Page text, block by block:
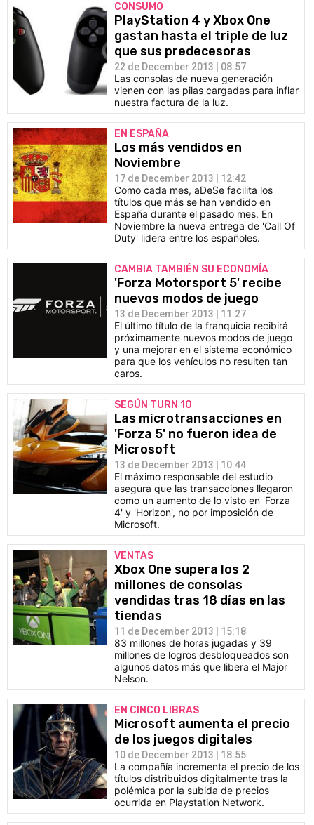
CONSUMO
PlayStation 4 y Xbox One
gastan hasta el triple de luz
que sus predecesoras
22 de December 2013 | 08:57
Las consolas de nueva generación
vienen con las pilas cargadas para inflar
nuestra factura de la luz.
EN ESPAÑA
Los más vendidos en
Noviembre
17 de December 2013 | 12:42
Como cada mes, aDeSe facilita los
títulos que más se han vendido en
España durante el pasado mes. En
Noviembre la nueva entrega de 'Call Of
Duty' lidera entre los españoles.
CAMBIA TAMBIÉN SU ECONOMÍA
'Forza Motorsport 5' recibe
nuevos modos de juego
13 de December 2013 | 11:27
El último título de la franquicia recibirá
próximamente nuevos modos de juego
y una mejorar en el sistema económico
para que los vehículos no resulten tan
caros.
SEGÚN TURN 10
Las microtransacciones en
'Forza 5' no fueron idea de
Microsoft
13 de December 2013 | 10:44
El máximo responsable del estudio
asegura que las transacciones llegaron
como un aumento de lo visto en 'Forza
4' y 'Horizon', no por imposición de
Microsoft.
VENTAS
Xbox One supera los 2
millones de consolas
vendidas tras 18 días en las
tiendas
11 de December 2013 | 15:18
83 millones de horas jugadas y 39
millones de logros desbloqueados son
algunos datos más que libera el Major
Nelson.
EN CINCO LIBRAS
Microsoft aumenta el precio
de los juegos digitales
10 de December 2013 | 18:55
La compañía incrementa el precio de los
títulos distribuidos digitalmente tras la
polémica por la subida de precios
ocurrida en Playstation Network.